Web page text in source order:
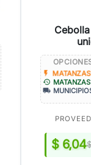
flash_on
history
local_shipping
$ 6,04